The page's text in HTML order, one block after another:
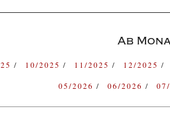
Ab
10/2025 11/2025 12/2025
05/2026
06/2026